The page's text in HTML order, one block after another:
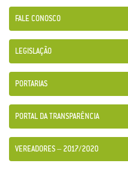
FALE CONOSCO
LEGISLAÇÃO
PORTARIAS
PORTAL DA TRANSPARÊNCIA
VEREADORES – 2017/2020